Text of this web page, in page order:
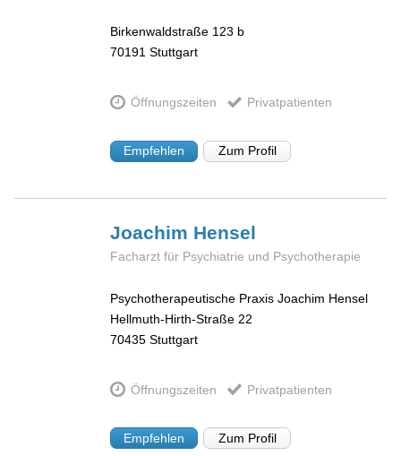
Birkenwaldstraße 123 b
70191 Stuttgart
Öffnungszeiten Privatpatienten
Empfehlen Zum Profil
Joachim Hensel
Facharzt für Psychiatrie und Psychotherapie
Psychotherapeutische Praxis Joachim Hensel
Hellmuth-Hirth-Straße 22
70435 Stuttgart
Öffnungszeiten Privatpatienten
Empfehlen Zum Profil